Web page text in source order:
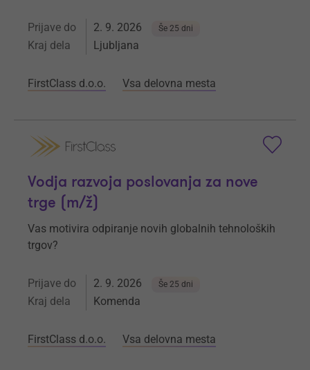
Prijave do 2. 9. 2026 Še 25 dni
Kraj dela Ljubljana
FirstClass d.o.o. Vsa delovna mesta
Vodja razvoja poslovanja za nove
trge (m/ž)
Vas motivira odpiranje novih globalnih tehnoloških
trgov?
Prijave do 2. 9. 2026 Še 25 dni
Kraj dela Komenda
FirstClass d.o.o. Vsa delovna mesta